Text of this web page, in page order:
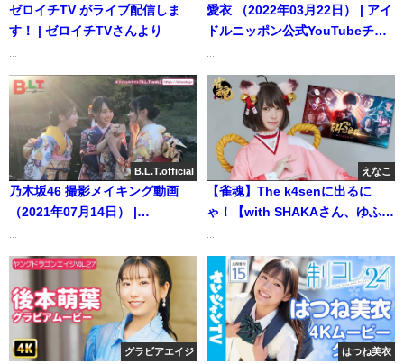
ゼロイチTV がライブ配信しま
す！ | ゼロイチTVさんより
愛衣 （2022年03月22日） | アイ
ドルニッポン公式YouTubeチャ
B.L.T.official
乃木坂46 撮影メイキング動画
（2021年07月14日） |
えなこ
【雀魂】The k4senに出るに
ゃ！【with SHAKAさん、ゆふな
グラビアエイジ はつね美衣